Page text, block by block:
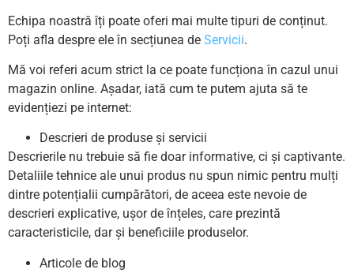
Echipa noastră îți poate oferi mai multe tipuri de conținut.
Poți afla despre ele în secțiunea de Servicii.
Mă voi referi acum strict la ce poate funcționa în cazul unui
magazin online. Așadar, iată cum te putem ajuta să te
evidențiezi pe internet:
Descrieri de produse și servicii
Descrierile nu trebuie să fie doar informative, ci și captivante.
Detaliile tehnice ale unui produs nu spun nimic pentru mulți
dintre potențialii cumpărători, de aceea este nevoie de
descrieri explicative, ușor de înțeles, care prezintă
caracteristicile, dar și beneficiile produselor.
Articole de blog